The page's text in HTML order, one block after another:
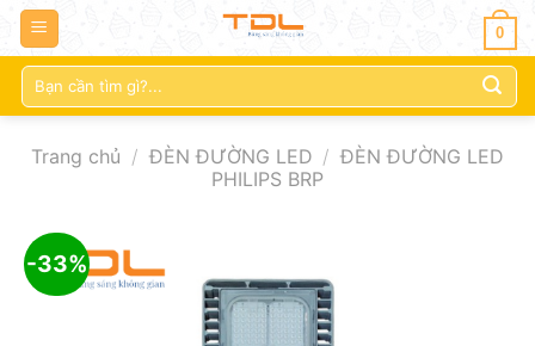
0
Tìm
kiếm:
Trang chủ / ĐÈN ĐƯỜNG LED / ĐÈN ĐƯỜNG LED
PHILIPS BRP
-33%